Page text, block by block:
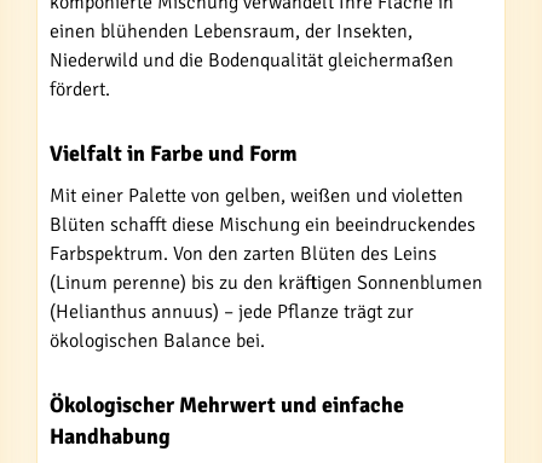
einen blühenden Lebensraum, der Insekten,
Niederwild und die Bodenqualität gleichermaßen
fördert.
Vielfalt in Farbe und Form
Mit einer Palette von gelben, weißen und violetten
Blüten schafft diese Mischung ein beeindruckendes
Farbspektrum. Von den zarten Blüten des Leins
(Linum perenne) bis zu den kräftigen Sonnenblumen
(Helianthus annuus) – jede Pflanze trägt zur
ökologischen Balance bei.
Ökologischer Mehrwert und einfache
Handhabung